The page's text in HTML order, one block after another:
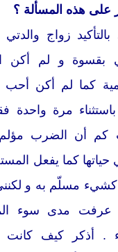
على هذه المسألة ؟
زواج والدتي
بقسوة و لم أكن
كما لم أكن
باستثناء مرة
كم أن الضرب
كما يفعل
مسلّم به و
عرفت مدى سوء
. أذكر كيف كانت